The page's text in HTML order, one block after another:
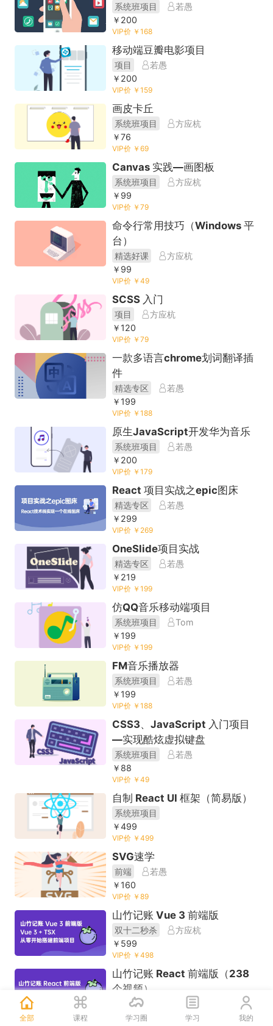
系统班项目
若愚
￥200
VIP价 ￥168
移动端豆瓣电影项目
项目
若愚
￥200
VIP价 ￥159
画皮卡丘
系统班项目
方应杭
￥76
VIP价 ￥69
Canvas 实践—画图板
系统班项目
方应杭
￥99
VIP价 ￥79
命令行常用技巧（Windows 平
台）
精选好课
方应杭
￥99
VIP价 ￥49
SCSS 入门
项目
方应杭
￥120
VIP价 ￥79
一款多语言chrome划词翻译插
件
精选专区
若愚
￥199
VIP价 ￥188
原生JavaScript开发华为音乐
系统班项目
若愚
￥200
VIP价 ￥179
React 项目实战之epic图床
精选专区
若愚
￥299
VIP价 ￥269
OneSlide项目实战
精选专区
若愚
￥219
VIP价 ￥199
仿QQ音乐移动端项目
系统班项目
Tom
￥199
VIP价 ￥199
FM音乐播放器
系统班项目
若愚
￥199
VIP价 ￥188
CSS3、JavaScript 入门项目
—实现酷炫虚拟键盘
系统班项目
若愚
￥88
VIP价 ￥49
自制 React UI 框架（简易版）
系统班项目
￥499
VIP价 ￥499
SVG速学
前端
若愚
￥160
VIP价 ￥89
山竹记账 Vue 3 前端版
双十二秒杀
方应杭
￥599
VIP价 ￥498
山竹记账 React 前端版（238
个视频）
今日推荐
方应杭
￥599
全部 课程 学习圈 学习 我的